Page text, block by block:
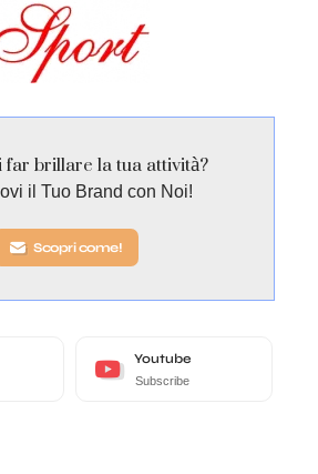
brillare la tua attività?
il Tuo Brand con Noi!
Scopri come!
Youtube
Subscribe